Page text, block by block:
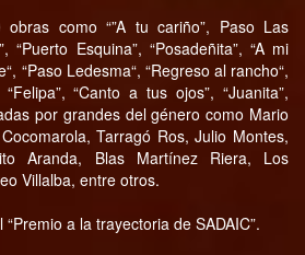
como “”A tu cariño”, Paso Las
“Puerto Esquina”, “Posadeñita”, “A mi
“Paso Ledesma“, “Regreso al rancho“,
“Canto a tus ojos”, “Juanita”,
por grandes del género como Mario
Tarragó Ros, Julio Montes,
Aranda, Blas Martínez Riera, Los
Villalba, entre otros.
a la trayectoria de SADAIC”.